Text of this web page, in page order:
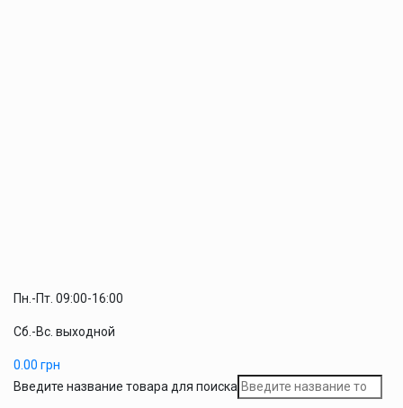
Пн.-Пт. 09:00-16:00
Сб.-Вс. выходной
0.00 грн
Введите название товара для поиска